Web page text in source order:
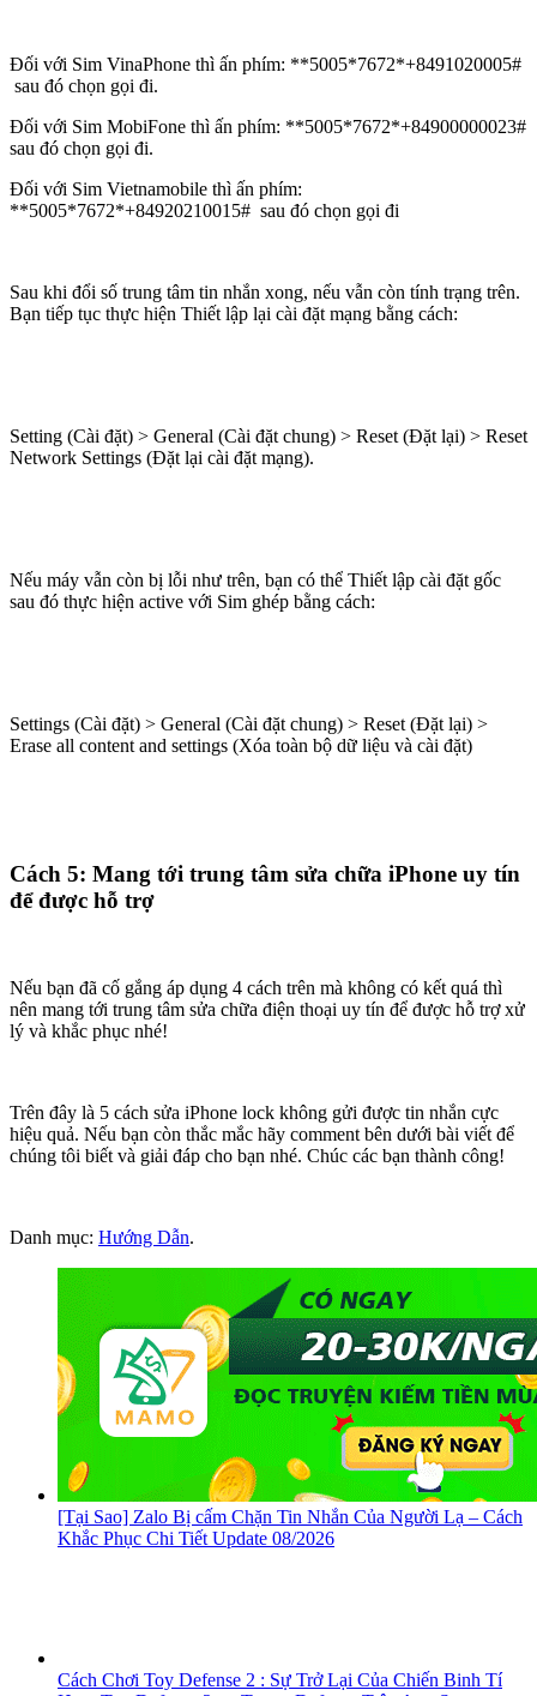
Đối với Sim VinaPhone thì ấn phím: **5005*7672*+8491020005#
sau đó chọn gọi đi.
Đối với Sim MobiFone thì ấn phím: **5005*7672*+84900000023#
sau đó chọn gọi đi.
Đối với Sim Vietnamobile thì ấn phím:
**5005*7672*+84920210015# sau đó chọn gọi đi
Sau khi đổi số trung tâm tin nhắn xong, nếu vẫn còn tính trạng trên.
Bạn tiếp tục thực hiện Thiết lập lại cài đặt mạng bằng cách:
Setting (Cài đặt) > General (Cài đặt chung) > Reset (Đặt lại) > Reset
Network Settings (Đặt lại cài đặt mạng).
Nếu máy vẫn còn bị lỗi như trên, bạn có thể Thiết lập cài đặt gốc
sau đó thực hiện active với Sim ghép bằng cách:
Settings (Cài đặt) > General (Cài đặt chung) > Reset (Đặt lại) >
Erase all content and settings (Xóa toàn bộ dữ liệu và cài đặt)
Cách 5: Mang tới trung tâm sửa chữa iPhone uy tín
để được hỗ trợ
Nếu bạn đã cố gắng áp dụng 4 cách trên mà không có kết quá thì
nên mang tới trung tâm sửa chữa điện thoại uy tín để được hỗ trợ xử
lý và khắc phục nhé!
Trên đây là 5 cách sửa iPhone lock không gửi được tin nhắn cực
hiệu quả. Nếu bạn còn thắc mắc hãy comment bên dưới bài viết để
chúng tôi biết và giải đáp cho bạn nhé. Chúc các bạn thành công!
Danh mục: Hướng Dẫn.
[Tại Sao] Zalo Bị cấm Chặn Tin Nhắn Của Người Lạ – Cách
Khắc Phục Chi Tiết Update 08/2026
Cách Chơi Toy Defense 2 : Sự Trở Lại Của Chiến Binh Tí